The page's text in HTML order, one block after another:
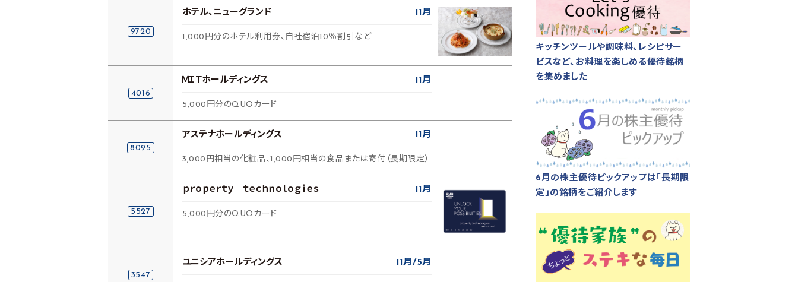
9720
ホテル、ニューグランド 11月
1,000円分のホテル利用券、自社宿泊10％割引など
4016
ＭＩＴホールディングス 11月
5,000円分のQUOカード
8095
アステナホールディングス 11月
3,000円相当の化粧品、1,000円相当の食品または寄付（長期限定）
5527
ｐｒｏｐｅｒｔｙ ｔｅｃｈｎｏｌｏｇｉｅｓ 11月
5,000円分のQUOカード
3547
ユニシアホールディングス 11月 5月
キッチンツールや調味料、レシピサー
ビスなど、お料理を楽しめる優待銘柄
を集めました
6月の株主優待ピックアップは「長期限
定」の銘柄をご紹介します